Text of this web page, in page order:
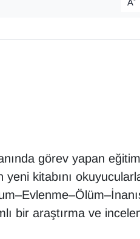
A
görev yapan
kitabını
bir araştırma ve